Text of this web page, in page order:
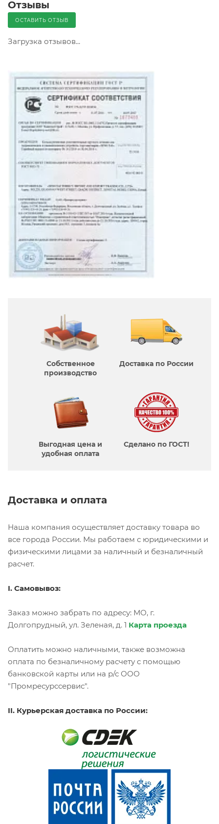
Отзывы
ОСТАВИТЬ ОТЗЫВ
Загрузка отзывов...
Собственное
производcтво
Доставка по России
Выгодная цена и
удобная оплата
Сделано по ГОСТ!
Доставка и оплата
Наша компания осуществляет доставку товара во
все города России. Мы работаем с юридическими и
физическими лицами за наличный и безналичный
расчет.
I. Самовывоз:
Заказ можно забрать по адресу: МО, г.
Долгопрудный, ул. Зеленая, д. 1 Карта проезда
Оплатить можно наличными, также возможна
оплата по безналичному расчету с помощью
банковской карты или на р/с ООО
"Промресурссервис".
II. Курьерская доставка по России: